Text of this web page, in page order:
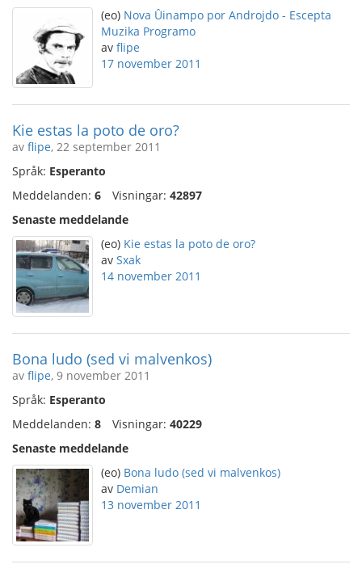
(eo) Nova Ûinampo por Androjdo - Escepta
Muzika Programo
av flipe
17 november 2011
Kie estas la poto de oro?
av flipe, 22 september 2011
Språk: Esperanto
Meddelanden: 6 Visningar: 42897
Senaste meddelande
(eo) Kie estas la poto de oro?
av Sxak
14 november 2011
Bona ludo (sed vi malvenkos)
av flipe, 9 november 2011
Språk: Esperanto
Meddelanden: 8 Visningar: 40229
Senaste meddelande
(eo) Bona ludo (sed vi malvenkos)
av Demian
13 november 2011